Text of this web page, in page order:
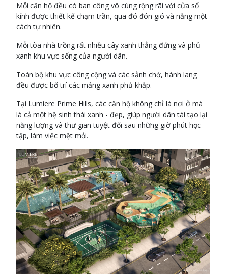
Mỗi căn hộ đều có ban công vô cùng rộng rãi với cửa sổ
kính được thiết kế chạm trần, qua đó đón gió và nắng một
cách tự nhiên.
Mỗi tòa nhà trồng rất nhiều cây xanh thẳng đứng và phủ
xanh khu vực sống của người dân.
Toàn bộ khu vực công cộng và các sảnh chờ, hành lang
đều được bố trí các mảng xanh phủ khắp.
Tại Lumiere Prime Hills, các căn hộ không chỉ là nơi ở mà
là cả một hệ sinh thái xanh - đẹp, giúp người dân tái tạo lại
năng lượng và thư giãn tuyệt đối sau những giờ phút học
tập, làm việc mệt mỏi.